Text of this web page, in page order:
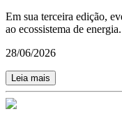
Em sua terceira edição,
ao ecossistema de energia.
28/06/2026
Leia mais